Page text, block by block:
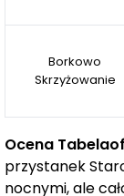
wypoczynku na
Atuty:
Bliskość
metrażach
Borkowo
Skrzyżowanie
Ocena
przystanek
nocnymi, ale